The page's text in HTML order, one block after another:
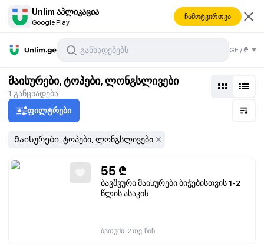
Unlim აპლიკაცია
Google Play
ჩამოტვირთვა
GE /₾
მაისურები, ტოპები, ლონგსლივები
1 განცხადება
ფილტრები
Მაისურები, ტოპები, ლონგსლივები
55 ₾
ბავშვური მაისურები ბიჭებისთვის 1-2
წლის ასაკის
ბათუმი 2 თვ. წინ